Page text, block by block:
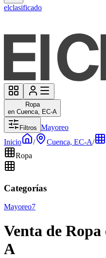
elclasificado
Ropa
en Cuenca, EC-A
Filtros Mayoreo
Inicio
/ Cuenca, EC-A/
Ropa
Categorías
Mayoreo7
Venta de
A